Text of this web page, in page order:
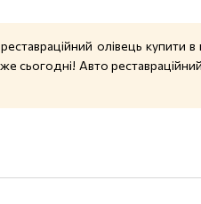
олівець купити
сьогодні! Авто